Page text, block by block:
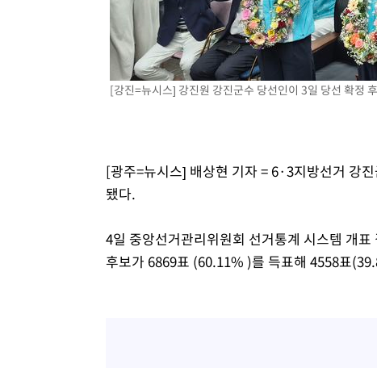
[속보]합수본, '투표율 허위 입력' 중앙·서울·경기도 선관위
[속보]원·달러 환율, 오전 9시 1423.8원
[속보]삼성전자·SK하이닉스 동반 강보합…1%대 상승 출발
[속보]코스닥, 5.95포인트(0.74%) 상승한 807.62개장
[속보]코스피, 6300선 재탈환…1.09% 오른 6365.07 개장
이란, 호르무즈서 "적국 목표물들"과 대치로 남부 케슘섬에
[속보]美, 폴리실리콘 수입 규제…파생제품 15% 관세, 120일
[속보] 뉴욕증시, 일제 하락 마감…나스닥 0.06%↓
[강진=뉴시스] 강진원 강진군수 당선인이 3일 당선 확정
[광주=뉴시스] 배상현 기자 = 6·3지방선거 강
됐다.
4일 중앙선거관리위원회 선거통계 시스템 개
후보가 6869표 (60.11% )를 득표해 4558표